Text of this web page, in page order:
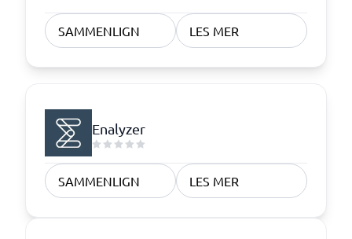
SAMMENLIGN LES MER
Enalyzer
SAMMENLIGN LES MER